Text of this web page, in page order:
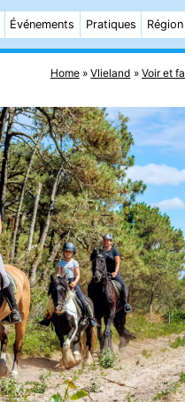
Événements Pratiques Région
Home Vlieland Voir et